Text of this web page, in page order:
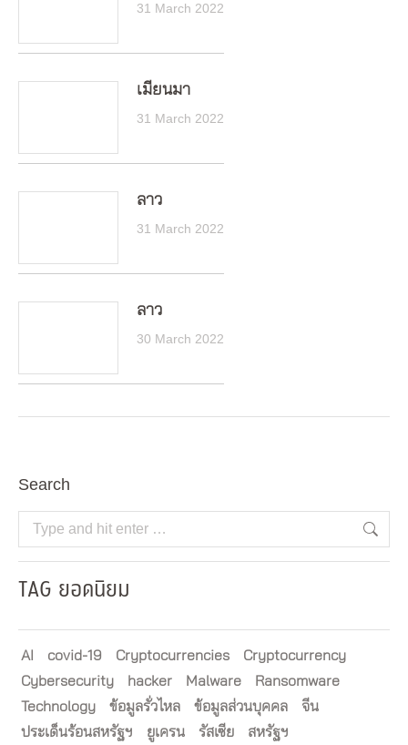
31 March 2022
เมียนมา
31 March 2022
ลาว
31 March 2022
ลาว
30 March 2022
Search
Search:
TAG ยอดนิยม
AI covid-19 Cryptocurrencies
Cryptocurrency
Cybersecurity
hacker Malware
Ransomware
Technology
ข้อมูลรั่วไหล ข้อมูลส่วนบุคคล
จีน
ประเด็นร้อนสหรัฐฯ
ยูเครน รัสเซีย
สหรัฐฯ